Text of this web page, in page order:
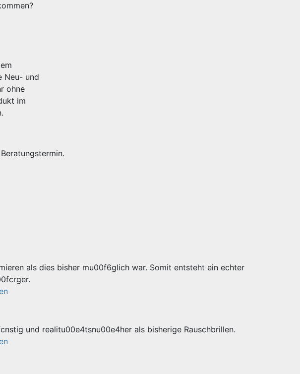
Neu- und
ohne
im
als dies bisher mu00f6glich war. Somit entsteht ein echter
und realitu00e4tsnu00e4her als bisherige Rauschbrillen.